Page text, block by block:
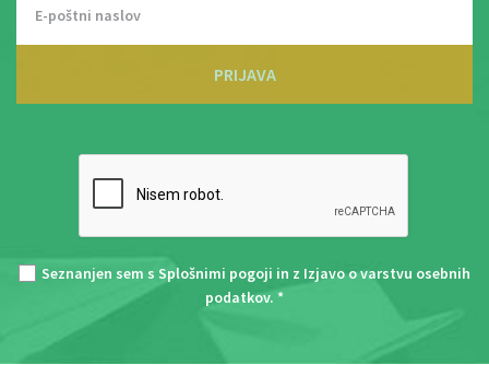
PRIJAVA
Seznanjen sem s Splošnimi pogoji in z Izjavo o varstvu osebnih
podatkov. *